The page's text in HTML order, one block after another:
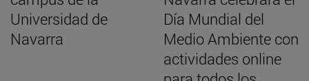
Universidad de
Navarra
Día Mundial del
Medio Ambiente con
actividades online